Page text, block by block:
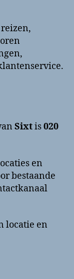
Sixtis020
en
bestaande
locatie en